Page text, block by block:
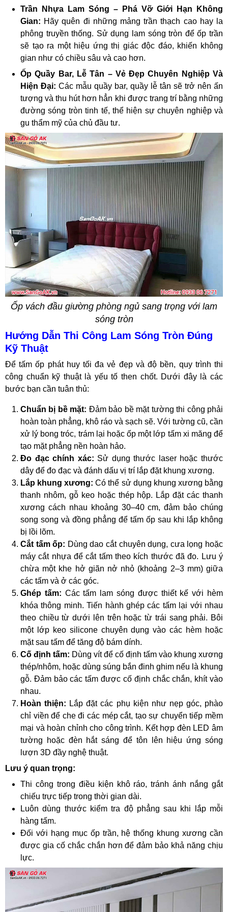
Trần Nhựa Lam Sóng – Phá Vỡ Giới Hạn Không
Gian: Hãy quên đi những mảng trần thạch cao hay la
phông truyền thống. Sử dụng lam sóng tròn để ốp trần
sẽ tạo ra một hiệu ứng thị giác độc đáo, khiến không
gian như có chiều sâu và cao hơn.
Ốp Quầy Bar, Lễ Tân – Vẻ Đẹp Chuyên Nghiệp Và
Hiện Đại: Các mẫu quầy bar, quầy lễ tân sẽ trở nên ấn
tượng và thu hút hơn hẳn khi được trang trí bằng những
đường sóng tròn tinh tế, thể hiện sự chuyên nghiệp và
gu thẩm mỹ của chủ đầu tư.
Ốp vách đầu giường phòng ngủ sang trọng với lam
sóng tròn
Hướng Dẫn Thi Công Lam Sóng Tròn Đúng
Kỹ Thuật
Để tấm ốp phát huy tối đa vẻ đẹp và độ bền, quy trình thi
công chuẩn kỹ thuật là yếu tố then chốt. Dưới đây là các
bước bạn cần tuân thủ:
Chuẩn bị bề mặt: Đảm bảo bề mặt tường thi công phải
hoàn toàn phẳng, khô ráo và sạch sẽ. Với tường cũ, cần
xử lý bong tróc, trám lại hoặc ốp một lớp tấm xi măng để
tạo mặt phẳng nền hoàn hảo.
Đo đạc chính xác: Sử dụng thước laser hoặc thước
dây để đo đạc và đánh dấu vị trí lắp đặt khung xương.
Lắp khung xương: Có thể sử dụng khung xương bằng
thanh nhôm, gỗ keo hoặc thép hộp. Lắp đặt các thanh
xương cách nhau khoảng 30–40 cm, đảm bảo chúng
song song và đồng phẳng để tấm ốp sau khi lắp không
bị lồi lõm.
Cắt tấm ốp: Dùng dao cắt chuyên dụng, cưa lọng hoặc
máy cắt nhựa để cắt tấm theo kích thước đã đo. Lưu ý
chừa một khe hở giãn nở nhỏ (khoảng 2–3 mm) giữa
các tấm và ở các góc.
Ghép tấm: Các tấm lam sóng được thiết kế với hèm
khóa thông minh. Tiến hành ghép các tấm lại với nhau
theo chiều từ dưới lên trên hoặc từ trái sang phải. Bôi
một lớp keo silicone chuyên dụng vào các hèm hoặc
mặt sau tấm để tăng độ bám dính.
Cố định tấm: Dùng vít để cố định tấm vào khung xương
thép/nhôm, hoặc dùng súng bắn đinh ghim nếu là khung
gỗ. Đảm bảo các tấm được cố định chắc chắn, khít vào
nhau.
Hoàn thiện: Lắp đặt các phụ kiện như nẹp góc, phào
chỉ viền để che đi các mép cắt, tạo sự chuyển tiếp mềm
mại và hoàn chỉnh cho công trình. Kết hợp đèn LED âm
tường hoặc đèn hắt sáng để tôn lên hiệu ứng sóng
lượn 3D đầy nghệ thuật.
Lưu ý quan trọng:
Thi công trong điều kiện khô ráo, tránh ánh nắng gắt
chiếu trực tiếp trong thời gian dài.
Luôn dùng thước kiểm tra độ phẳng sau khi lắp mỗi
hàng tấm.
Đối với hạng mục ốp trần, hệ thống khung xương cần
được gia cố chắc chắn hơn để đảm bảo khả năng chịu
lực.